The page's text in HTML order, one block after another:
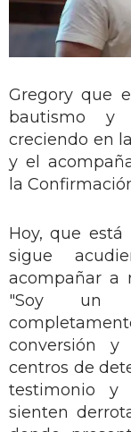
Gregory que
bautismo y
creciendo en
y el
la
Hoy, que
sigue
acompañar a
"Soy un
conversión
centros de
testimonio y
sienten